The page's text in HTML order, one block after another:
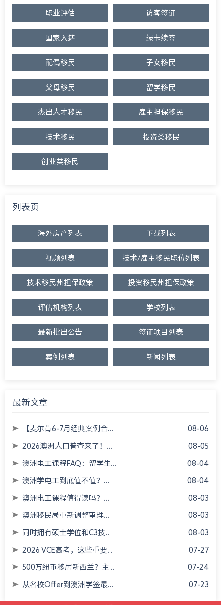
职业评估 访客签证
国家入籍 绿卡续签
配偶移民 子女移民
父母移民 留学移民
杰出人才移民 雇主担保移民
技术移民 投资类移民
创业类移民
列表页
海外房产列表 下载列表
视频列表 技术/雇主移民职位列表
技术移民州担保政策 投资移民州担保政策
评估机构列表 学校列表
最新批出公告 签证项目列表
案例列表 新闻列表
最新文章
【麦尔肯6-7月经典案例合... 08-06
2026澳洲人口普查来了！... 08-05
澳洲电工课程FAQ：留学生... 08-04
澳洲学电工到底值不值？... 08-04
澳洲电工课程值得读吗？... 08-03
澳洲移民局重新调整审理... 08-03
同时拥有硕士学位和C3技... 08-03
2026 VCE高考，这些重要... 07-27
500万纽币移居新西兰？主... 07-24
从名校Offer到澳洲学签最... 07-23